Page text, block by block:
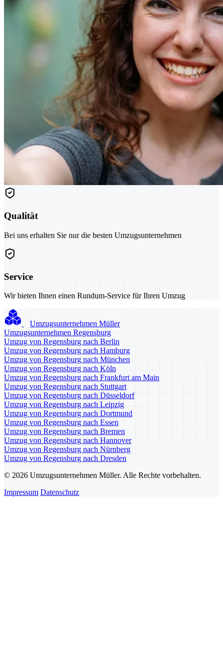
Qualität
Bei uns erhalten Sie nur die besten Umzugsunternehmen
Service
Wir bieten Ihnen einen Rundum-Service für Ihren Umzug
Umzugsunternehmen Müller
Umzugsunternehmen Regensburg
Umzug von Regensburg nach Berlin
Umzug von Regensburg nach Hamburg
Umzug von Regensburg nach München
Umzug von Regensburg nach Köln
Umzug von Regensburg nach Frankfurt am Main
Umzug von Regensburg nach Stuttgart
Umzug von Regensburg nach Düsseldorf
Umzug von Regensburg nach Leipzig
Umzug von Regensburg nach Dortmund
Umzug von Regensburg nach Essen
Umzug von Regensburg nach Bremen
Umzug von Regensburg nach Hannover
Umzug von Regensburg nach Nürnberg
Umzug von Regensburg nach Dresden
© 2026 Umzugsunternehmen Müller. Alle Rechte vorbehalten.
Impressum Datenschutz